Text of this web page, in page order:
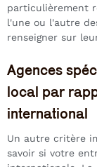
particulièrement
l'une ou l'autre
renseigner sur
Agences
local par
international
Un autre critère
savoir si votre